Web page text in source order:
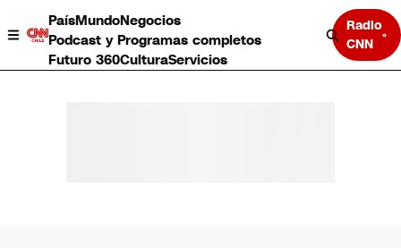
PaísMundoNegocios
Podcast y Programas completos
Futuro 360CulturaServicios
Radio
CNN